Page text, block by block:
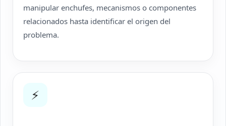
manipular enchufes, mecanismos o componentes
relacionados hasta identificar el origen del
problema.
⚡